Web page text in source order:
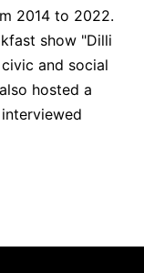
2014 to 2022.
show "Dilli
and social
hosted a